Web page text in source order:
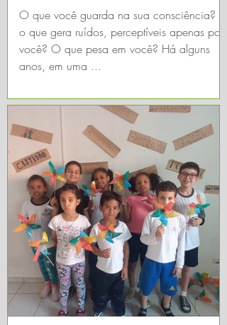
O que você guarda na sua consciência? E
o que gera ruídos, perceptíveis apenas por
você? O que pesa em você? Há alguns
anos, em uma ...